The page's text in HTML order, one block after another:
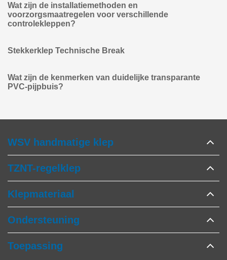
Wat zijn de installatiemethoden en
voorzorgsmaatregelen voor verschillende
controlekleppen?
Stekkerklep Technische Break
Wat zijn de kenmerken van duidelijke transparante
PVC-pijpbuis?
WSV handmatige klep
TZNT-regelklep
Klepmateriaal
Ondersteuning
Toepassing